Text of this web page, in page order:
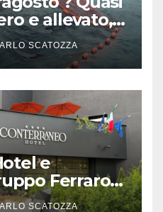
e allevato,
SCATOZZA
e
Ferraro
il gusto
SCATOZZA